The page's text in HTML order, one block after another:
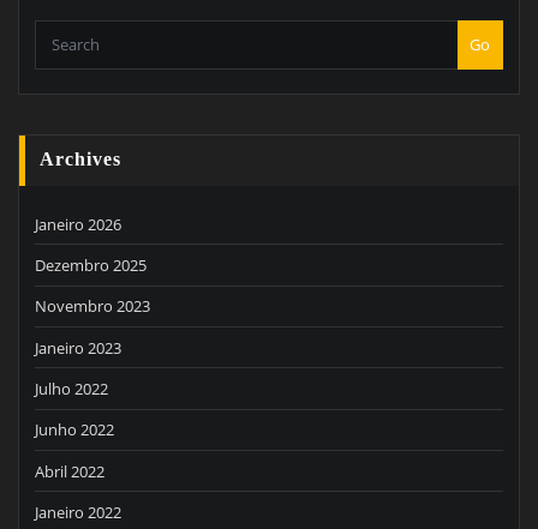
Go
Archives
Janeiro 2026
Dezembro 2025
Novembro 2023
Janeiro 2023
Julho 2022
Junho 2022
Abril 2022
Janeiro 2022